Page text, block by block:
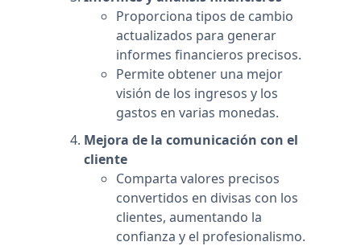
Proporciona tipos de cambio
actualizados para generar
informes financieros precisos.
Permite obtener una mejor
visión de los ingresos y los
gastos en varias monedas.
Mejora de la comunicación con el
cliente
Comparta valores precisos
convertidos en divisas con los
clientes, aumentando la
confianza y el profesionalismo.